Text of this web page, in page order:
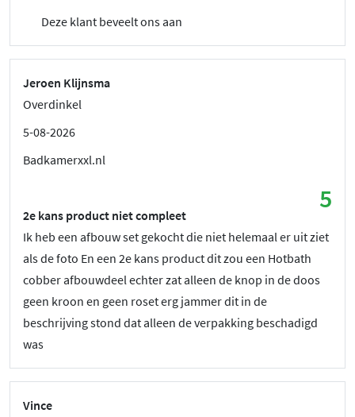
Deze klant beveelt ons aan
Jeroen Klijnsma
Overdinkel
5-08-2026
Badkamerxxl.nl
5
2e kans product niet compleet
Ik heb een afbouw set gekocht die niet helemaal er uit ziet
als de foto En een 2e kans product dit zou een Hotbath
cobber afbouwdeel echter zat alleen de knop in de doos
geen kroon en geen roset erg jammer dit in de
beschrijving stond dat alleen de verpakking beschadigd
was
Vince